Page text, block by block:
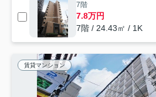
7階
7.8万円
7階 / 24.43㎡ / 1K
賃貸マンション